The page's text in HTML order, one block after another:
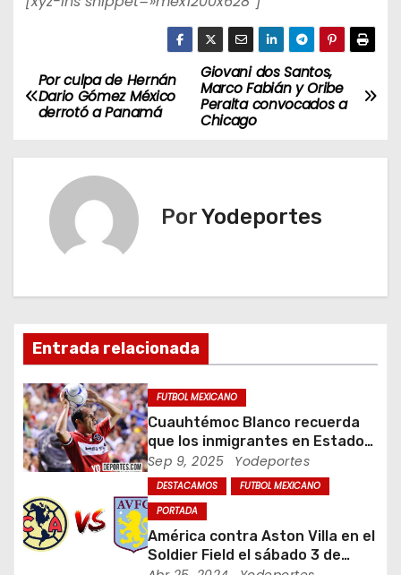
N
a
v
c
ó
n
d
e
e
Giovani dos Santos,
Marco Fabián y Oribe
Peralta convocados a
Chicago
Por culpa de Hernán
Dario Gómez México
derrotó a Panamá
PorYodeportes
Entrada relacionada
FUTBOL MEXICANO
Cuauhtémoc Blanco recuerda
que los inmigrantes en Estados
Unidos son gente trabajadora
Sep 9, 2025 Yodeportes
DESTACAMOS
FUTBOL MEXICANO
PORTADA
América contra Aston Villa en el
Soldier Field el sábado 3 de